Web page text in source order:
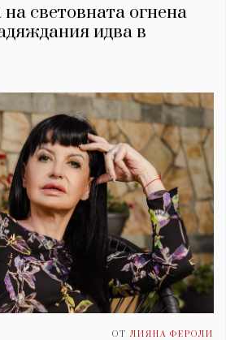
световната огнена
идва в
ОТ ЛИЯНА ФЕРОЛИ